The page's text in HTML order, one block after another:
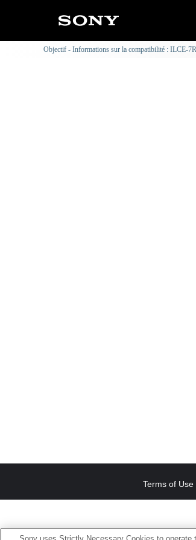
Objectif - Informations sur la compatibilité : ILCE-
Terms of Use